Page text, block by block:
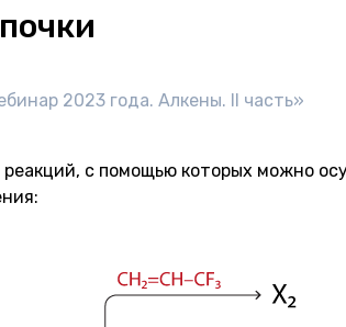
2023 года. Алкены. II часть»
с помощью которых можно